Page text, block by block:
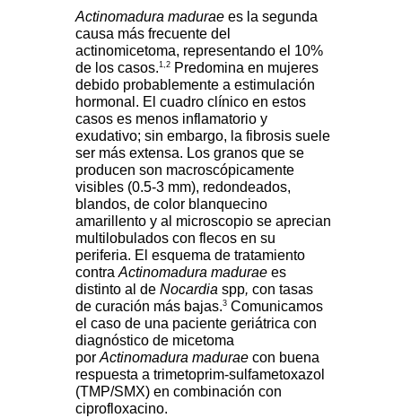
Actinomadura madurae es la segunda
causa más frecuente del
actinomicetoma, representando el 10%
de los casos.1,2 Predomina en mujeres
debido probablemente a estimulación
hormonal. El cuadro clínico en estos
casos es menos inflamatorio y
exudativo; sin embargo, la fibrosis suele
ser más extensa. Los granos que se
producen son macroscópicamente
visibles (0.5-3 mm), redondeados,
blandos, de color blanquecino
amarillento y al microscopio se aprecian
multilobulados con flecos en su
periferia. El esquema de tratamiento
contra Actinomadura madurae es
distinto al de Nocardia spp, con tasas
de curación más bajas.3 Comunicamos
el caso de una paciente geriátrica con
diagnóstico de micetoma
por Actinomadura madurae con buena
respuesta a trimetoprim-sulfametoxazol
(TMP/SMX) en combinación con
ciprofloxacino.